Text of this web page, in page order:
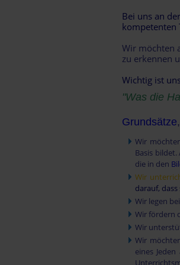
Bei uns an
kompetenten
Wir möchten
zu erkennen
Wichtig ist
"Was die
Grundsätze
Wir
Basis
die in den
Wir
darauf,
Wir legen
Wir fördern
Wir
Wir
eines